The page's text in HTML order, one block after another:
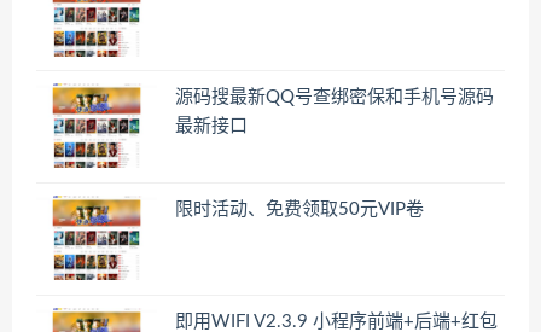
源码搜最新QQ号查绑密保和手机号源码
最新接口
限时活动、免费领取50元VIP卷
即用WIFI V2.3.9 小程序前端+后端+红包